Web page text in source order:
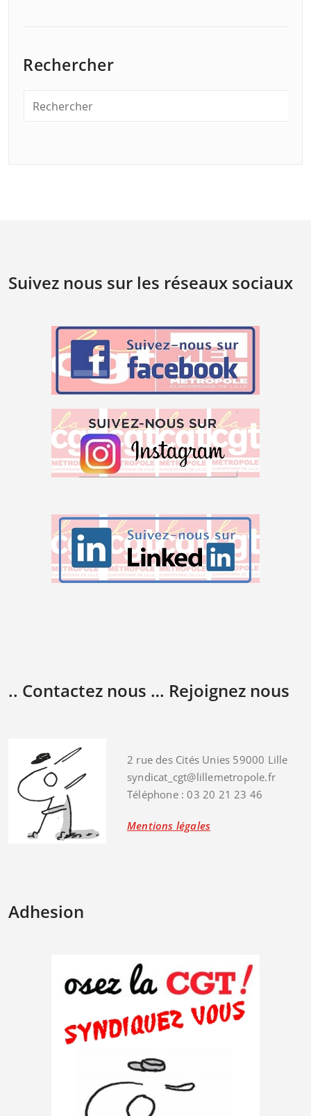
Rechercher
Suivez nous sur les réseaux sociaux
.. Contactez nous … Rejoignez nous
2 rue des Cités Unies 59000 Lille
syndicat_cgt@lillemetropole.fr
Téléphone : 03 20 21 23 46
Mentions légales
Adhesion